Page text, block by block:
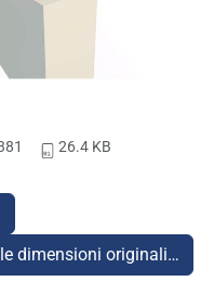
26.4 KB
dimensioni originali…